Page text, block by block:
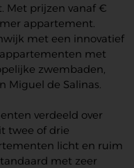
Met prijzen vanaf €
appartement.
met een innovatief
met
zwembaden,
Miguel de Salinas.
verdeeld over
twee of drie
licht en ruim
met zeer